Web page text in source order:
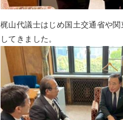
梶山代議士はじめ国土交通省や
してきました。